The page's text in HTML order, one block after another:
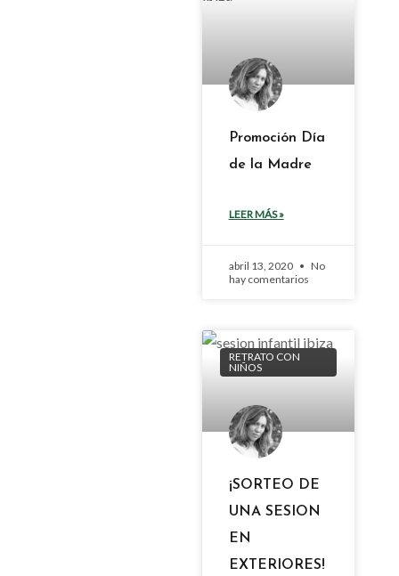
Promoción Día
de la Madre
LEER MÁS »
abril 13, 2020
No
hay comentarios
RETRATO CON
NIÑOS
¡SORTEO DE
UNA SESION
EN
EXTERIORES!